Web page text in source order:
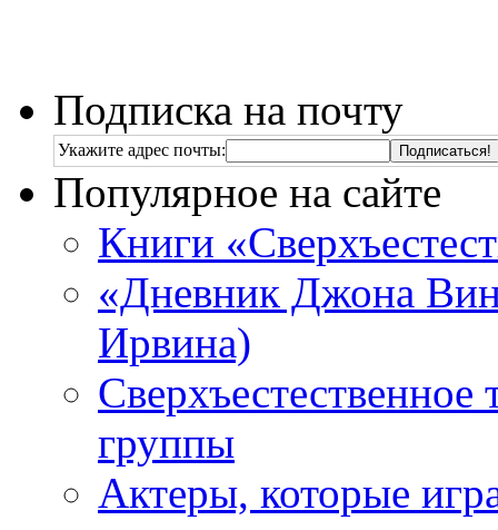
Подписка на почту
Укажите адрес почты:
Популярное на сайте
Книги
«Дневник Джона
Ирвина)
Сверхъестественное
группы
Актеры, которые